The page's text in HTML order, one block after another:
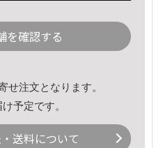
を確認する
せ注文となります。
予定です。
送料について